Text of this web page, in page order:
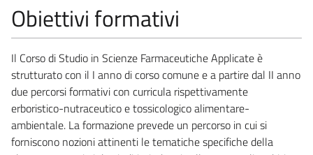
Obiettivi formativi
Il Corso di Studio in Scienze Farmaceutiche Applicate è
strutturato con il I anno di corso comune e a partire dal II anno
due percorsi formativi con curricula rispettivamente
erboristico-nutraceutico e tossicologico alimentare-
ambientale. La formazione prevede un percorso in cui si
forniscono nozioni attinenti le tematiche specifiche della